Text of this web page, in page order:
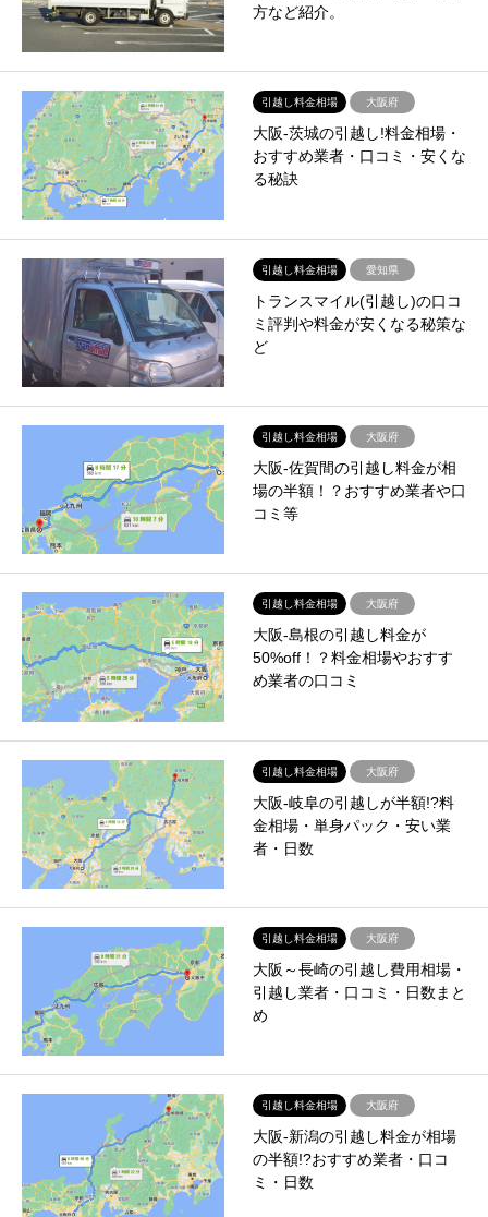
方など紹介。
引越し料金相場 大阪府
大阪-茨城の引越し!料金相場・
おすすめ業者・口コミ・安くな
る秘訣
引越し料金相場 愛知県
トランスマイル(引越し)の口コ
ミ評判や料金が安くなる秘策な
ど
引越し料金相場 大阪府
大阪-佐賀間の引越し料金が相
場の半額！？おすすめ業者や口
コミ等
引越し料金相場 大阪府
大阪-島根の引越し料金が
50%off！？料金相場やおすす
め業者の口コミ
引越し料金相場 大阪府
大阪-岐阜の引越しが半額!?料
金相場・単身パック・安い業
者・日数
引越し料金相場 大阪府
大阪～長崎の引越し費用相場・
引越し業者・口コミ・日数まと
め
引越し料金相場 大阪府
大阪-新潟の引越し料金が相場
の半額!?おすすめ業者・口コ
ミ・日数